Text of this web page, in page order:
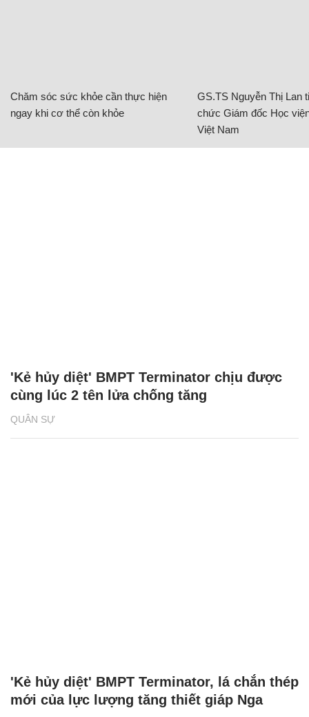
Chăm sóc sức khỏe cần thực hiện
ngay khi cơ thể còn khỏe
GS.TS Nguyễn Thị Lan
chức Giám đốc Học
Việt Nam
QUÂN SỰ
'Kẻ hủy diệt' BMPT Terminator chịu được
cùng lúc 2 tên lửa chống tăng
'Kẻ hủy diệt' BMPT Terminator, lá chắn thép
mới của lực lượng tăng thiết giáp Nga